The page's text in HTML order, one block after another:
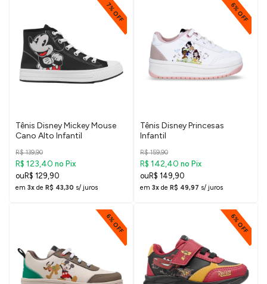
7% OFF
Tênis Disney Mickey Mouse
Cano Alto Infantil
R$ 139,90
R$ 123,40 no Pix
R$ 129,90
em 3x de R$ 43,30 s/ juros
6% OFF
Tênis Disney Princesas
Infantil
R$ 159,90
R$ 142,40 no Pix
R$ 149,90
em 3x de R$ 49,97 s/ juros
6% OFF 6% OFF